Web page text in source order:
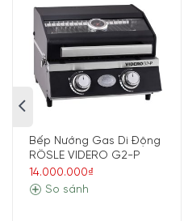
Công suất đầu đốt:
Chính: 4000 W/đầu đốt
Phụ (XL-PRIMEZONE): 5000 W
Bếp đa năng: 3500 W
Sau (BACKBURNER): 4600 W
Tiện ích:
Đầu đốt phụ XL-
nhiệt độ tối đa đạt 800°C
Bếp Nướng Gas Di Động
RÖSLE VIDERO G2-P
14.000.000₫
So sánh